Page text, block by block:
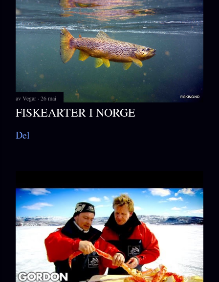
avVegar 26 mai
FISKEARTER I NORGE
Del